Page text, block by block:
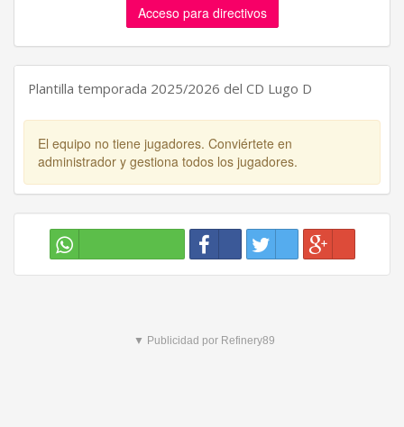
Acceso para directivos
Plantilla temporada 2025/2026 del CD Lugo D
El equipo no tiene jugadores. Conviértete en
administrador y gestiona todos los jugadores.
▼ Publicidad por Refinery89